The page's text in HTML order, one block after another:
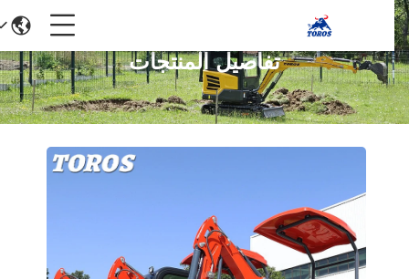
تفاصيل المنتجات